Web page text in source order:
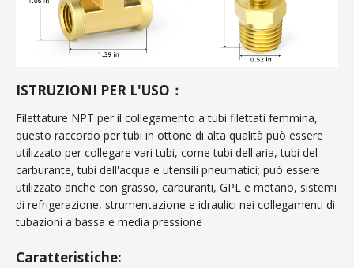
ISTRUZIONI PER L'USO：
Filettature NPT per il collegamento a tubi filettati femmina,
questo raccordo per tubi in ottone di alta qualità può essere
utilizzato per collegare vari tubi, come tubi dell'aria, tubi del
carburante, tubi dell'acqua e utensili pneumatici; può essere
utilizzato anche con grasso, carburanti, GPL e metano, sistemi
di refrigerazione, strumentazione e idraulici nei collegamenti di
tubazioni a bassa e media pressione
Caratteristiche: